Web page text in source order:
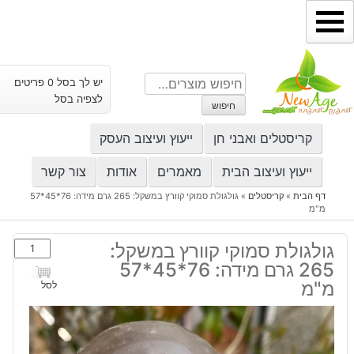
דילוג
לתוכן
חיפוש
עבור:
חיפוש
יש לך בסל 0 פריטים
לצפיה בסל
קריסטלים ואבני חן ייעוץ ועיצוב העסק
ייעוץ ועיצוב הבית מאמרים אודות צור קשר
דף הבית» קריסטלים »
גולגולת סמוקי קוורץ במשקל: 265 גרם מידה: 76*45*57
מ"מ
גולגולת סמוקי קוורץ במשקל:
265 גרם מידה: 76*45*57
מ"מ
כמות
של
גולגולת
קוורץ
במשקל:
לסל